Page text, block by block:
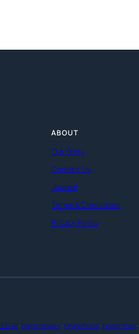
ABOUT
Our Story
Contact Us
Journal
Terms & Conditions
Privacy Policy
訂花 ·Florist Delivery ·Online Florist·Flower Shop ·